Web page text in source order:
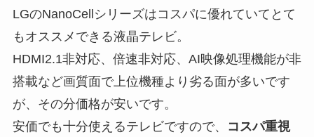
LGのNanoCellシリーズはコスパに優れていてとて
もオススメできる液晶テレビ。
HDMI2.1非対応、倍速非対応、AI映像処理機能が非
搭載など画質面で上位機種より劣る面が多いです
が、その分価格が安いです。
安価でも十分使えるテレビですので、
コスパ重視